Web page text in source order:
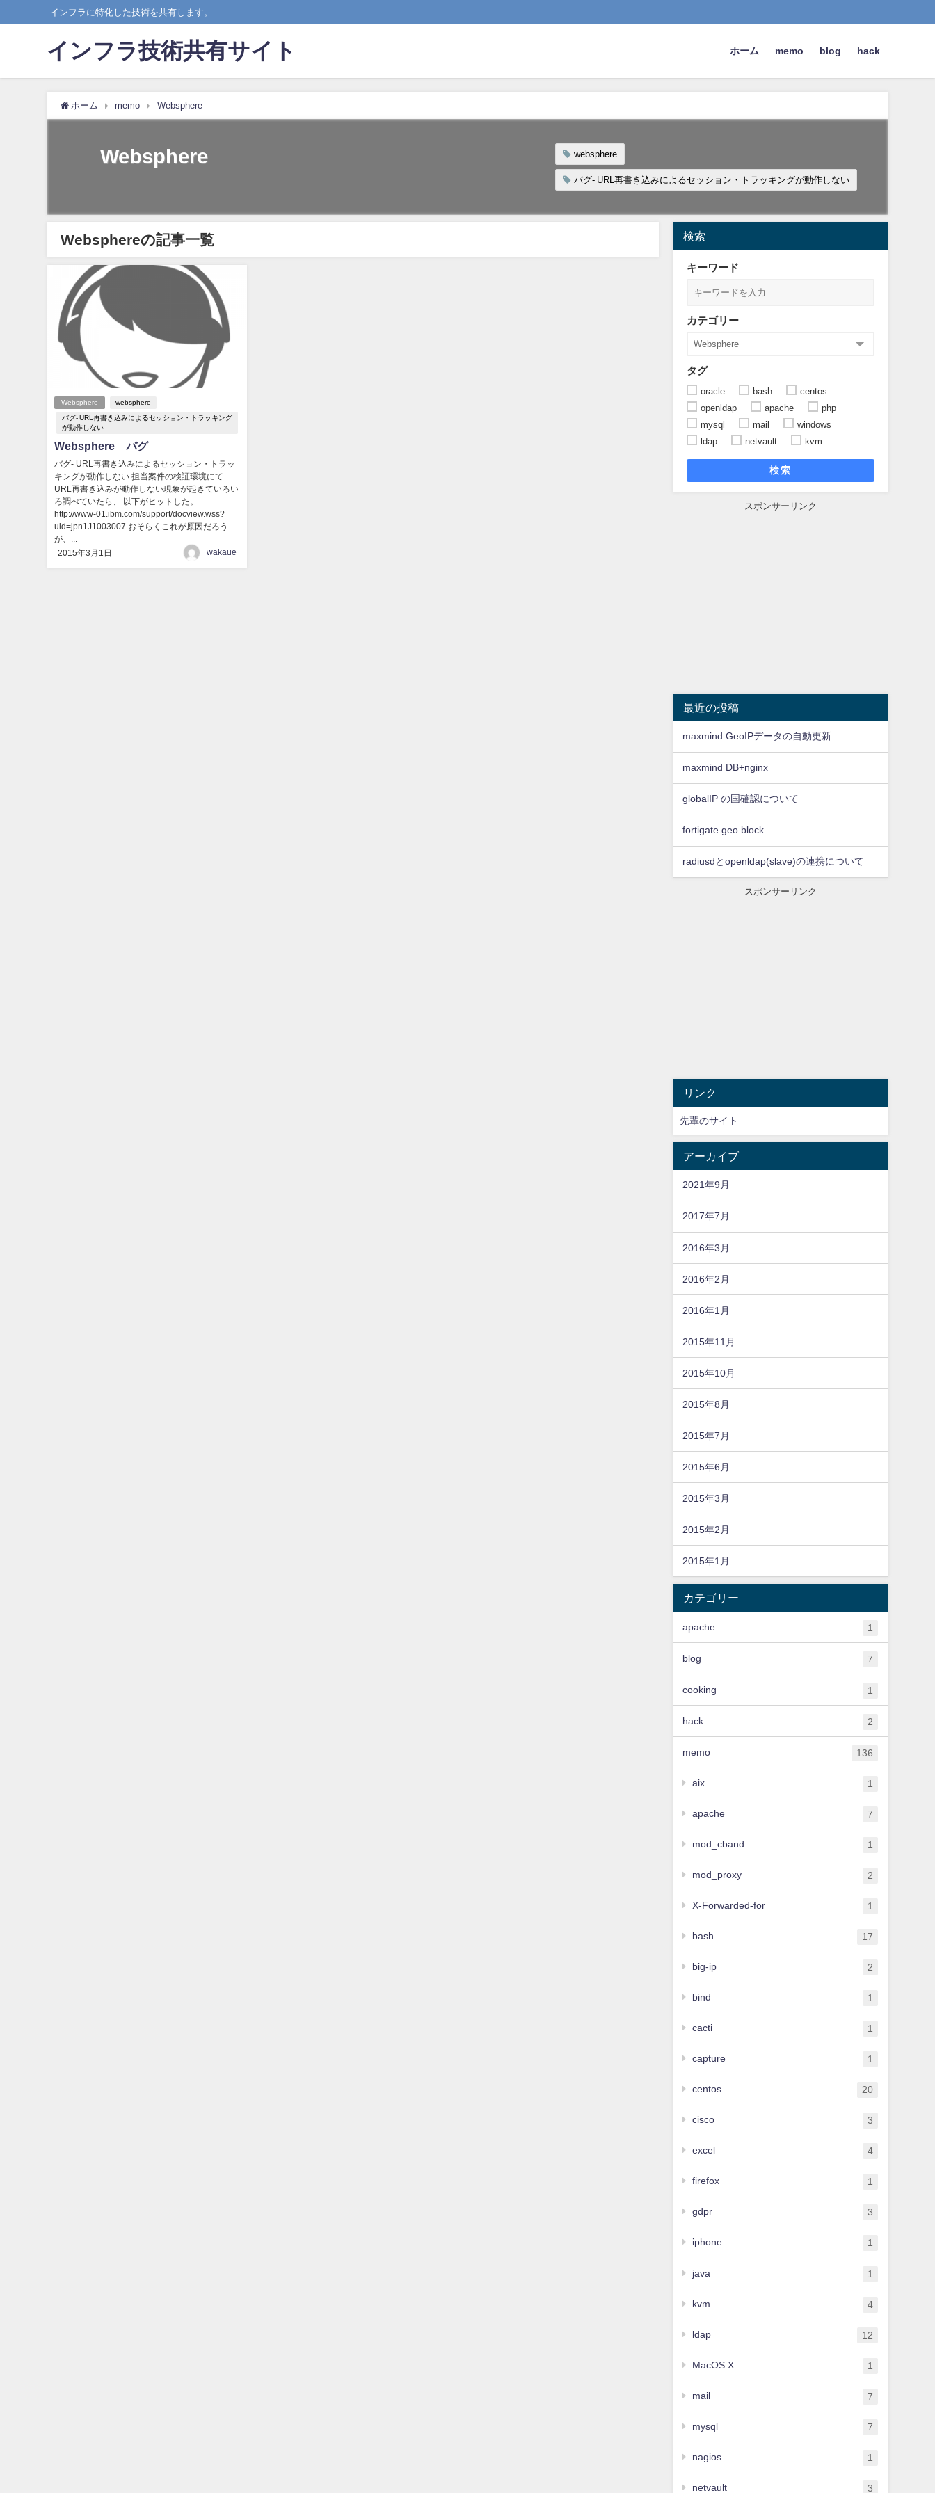
インフラに特化した技術を共有します。
インフラ技術共有サイト ホーム memo blog hack
ホーム memo Websphere
Websphere websphere
バグ- URL再書き込みによるセッション・トラッキングが動作しない
Websphereの記事一覧
Websphere websphere
バグ- URL再書き込みによるセッション・トラッキング
が動作しない
Websphere バグ
バグ- URL再書き込みによるセッション・トラッ
キングが動作しない 担当案件の検証環境にて
URL再書き込みが動作しない現象が起きていろい
ろ調べていたら、 以下がヒットした。
http://www-01.ibm.com/support/docview.wss?
uid=jpn1J1003007 おそらくこれが原因だろう
が、...
2015年3月1日
wakaue
検索
キーワード
カテゴリー
タグ
oracle bash
centos
openldap
apache
php
mysql
mail
windows
ldap
netvault kvm
検索
スポンサーリンク
最近の投稿
maxmind GeoIPデータの自動更新
maxmind DB+nginx
globalIP の国確認について
fortigate geo block
radiusdとopenldap(slave)の連携について
スポンサーリンク
リンク
先輩のサイト
アーカイブ
2021年9月
2017年7月
2016年3月
2016年2月
2016年1月
2015年11月
2015年10月
2015年8月
2015年7月
2015年6月
2015年3月
2015年2月
2015年1月
カテゴリー
apache 1
blog 7
cooking 1
hack 2
memo 136
aix 1
apache 7
mod_cband 1
mod_proxy 2
X-Forwarded-for 1
bash 17
big-ip 2
bind 1
cacti 1
capture 1
centos 20
cisco 3
excel 4
firefox 1
gdpr 3
iphone 1
java 1
kvm 4
ldap 12
MacOS X 1
mail 7
mysql 7
nagios 1
netvault 3